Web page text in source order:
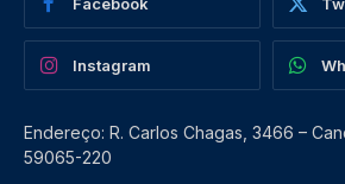
Instagram
Endereço: R. Carlos Chagas, 3466 –
59065-220